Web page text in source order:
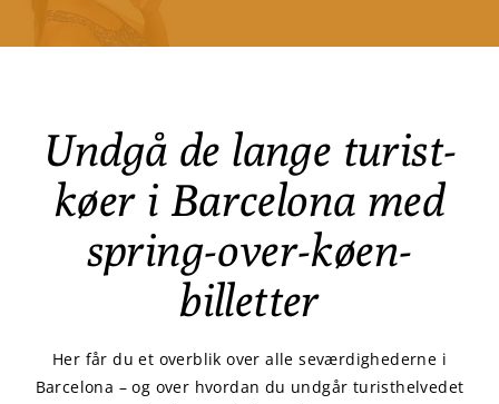
Undgå de lange turist-
køer i Barcelona med
spring-over-køen-
billetter
Her får du et overblik over alle seværdighederne i
Barcelona – og over hvordan du undgår turisthelvedet